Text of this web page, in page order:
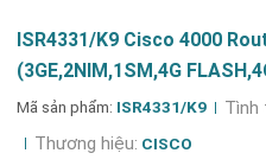
ISR4331/K9 Cisco 4000
(3GE,2NIM,1SM,4G
Mã sản phẩm: ISR4331/K9 Tình
Thương hiệu: CISCO